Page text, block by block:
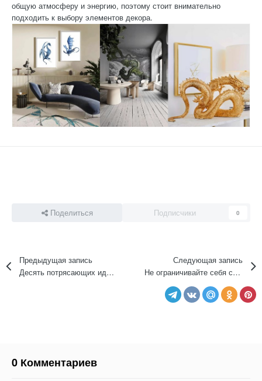
общую атмосферу и энергию, поэтому стоит внимательно
подходить к выбору элементов декора.
Поделиться Подписчики 0
Предыдущая запись
Десять потрясающих идей для обновления детской комнаты и создания уютного уголка вашего малыша
Следующая запись
Не ограничивайте себя старыми правилами: узнайте, какие кухонные тренды уходят в прошлое
0 Комментариев